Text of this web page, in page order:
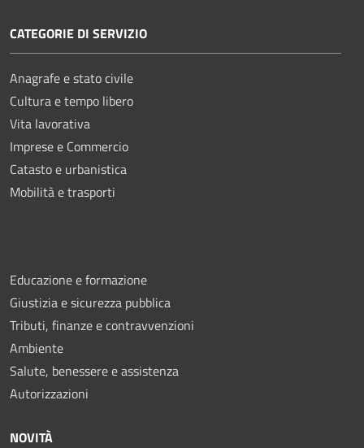
CATEGORIE DI SERVIZIO
Anagrafe e stato civile
Cultura e tempo libero
Vita lavorativa
Imprese e Commercio
Catasto e urbanistica
Mobilità e trasporti
Educazione e formazione
Giustizia e sicurezza pubblica
Tributi, finanze e contravvenzioni
Ambiente
Salute, benessere e assistenza
Autorizzazioni
NOVITÀ